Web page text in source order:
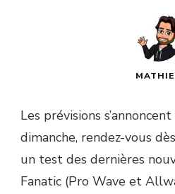
Les prévisions
dimanche, rendez-vous
un test des dernières
Fanatic (Pro Wave et